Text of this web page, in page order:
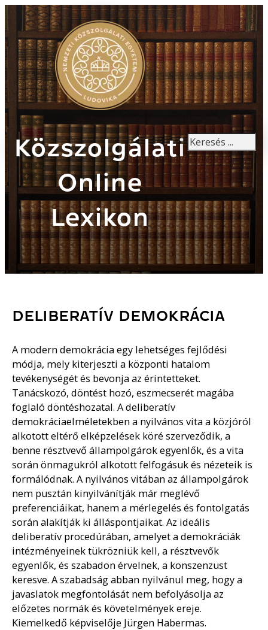
Közszolgálati
Online
Lexikon
Keresés
DELIBERATÍV DEMOKRÁCIA
A modern demokrácia egy lehetséges fejlődési
módja, mely kiterjeszti a központi hatalom
tevékenységét és bevonja az érintetteket.
Tanácskozó, döntést hozó, eszmecserét magába
foglaló döntéshozatal. A deliberatív
demokráciaelméletekben a nyilvános vita a közjóról
alkotott eltérő elképzelések köré szerveződik, a
benne résztvevő állampolgárok egyenlők, és a vita
során önmagukról alkotott felfogásuk és nézeteik is
formálódnak. A nyilvános vitában az állampolgárok
nem pusztán kinyilvánítják már meglévő
preferenciáikat, hanem a mérlegelés és fontolgatás
során alakítják ki álláspontjaikat. Az ideális
deliberatív procedúrában, amelyet a demokráciák
intézményeinek tükrözniük kell, a résztvevők
egyenlők, és szabadon érvelnek, a konszenzust
keresve. A szabadság abban nyilvánul meg, hogy a
javaslatok megfontolását nem befolyásolja az
előzetes normák és követelmények ereje.
Kiemelkedő képviselője Jürgen Habermas.